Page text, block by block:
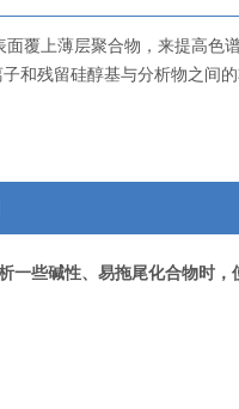
面覆上薄层聚合物，来提高
和残留硅醇基与分析物之间
一些碱性、易拖尾化合物时